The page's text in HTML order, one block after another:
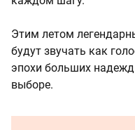
Этим летом
будут звучать как
эпохи больших
выборе.